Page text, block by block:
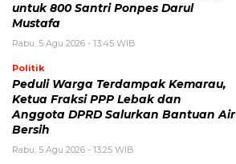
untuk 800 Santri Ponpes Darul
Mustafa
Rabu, 5 Agu 2026 - 13:45 WIB
Politik
Peduli Warga Terdampak Kemarau,
Ketua Fraksi PPP Lebak dan
Anggota DPRD Salurkan Bantuan Air
Bersih
Rabu, 5 Agu 2026 - 13:25 WIB